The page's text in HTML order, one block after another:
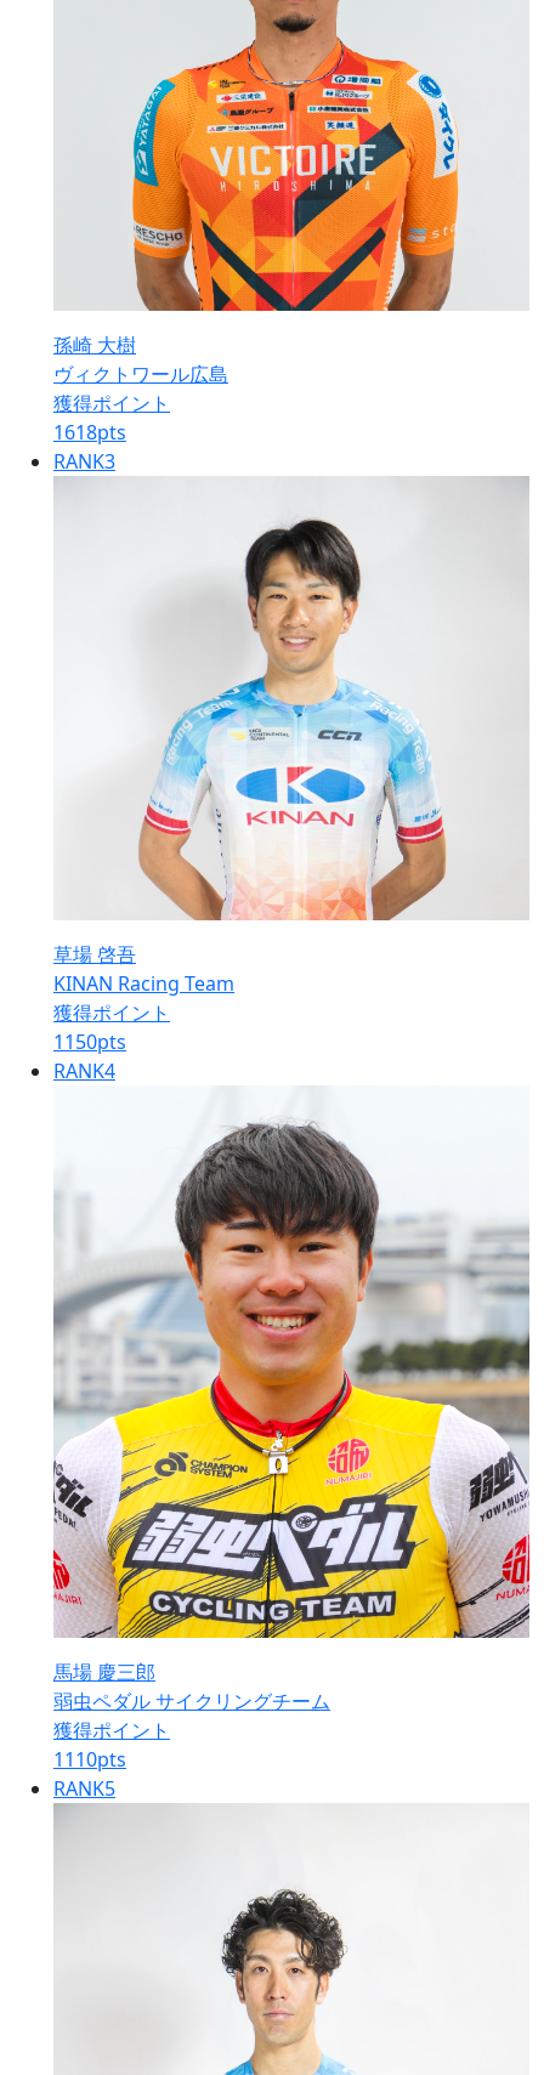
孫崎 大樹
ヴィクトワール広島
獲得ポイント
1618pts
RANK3
草場 啓吾
KINAN Racing Team
獲得ポイント
1150pts
RANK4
馬場 慶三郎
弱虫ペダル サイクリングチーム
獲得ポイント
1110pts
RANK5